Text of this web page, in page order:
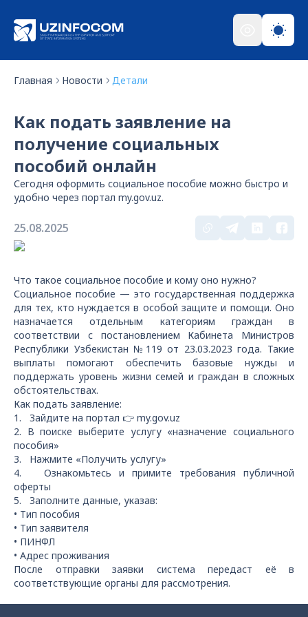
Главная Новости Детали
Как подать заявление на
получение социальных
пособий онлайн
Сегодня оформить социальное пособие можно быстро и
удобно через портал my.gov.uz.
25.08.2025
Что такое социальное пособие и кому оно нужно?
Социальное пособие — это государственная поддержка
для тех, кто нуждается в особой защите и помощи. Оно
назначается отдельным категориям граждан в
соответствии с постановлением Кабинета Министров
Республики Узбекистан №119 от 23.03.2023 года. Такие
выплаты помогают обеспечить базовые нужды и
поддержать уровень жизни семей и граждан в сложных
обстоятельствах.
Как подать заявление:
1. Зайдите на портал 👉 my.gov.uz
2. В поиске выберите услугу «назначение социального
пособия»
3. Нажмите «Получить услугу»
4. Ознакомьтесь и примите требования публичной
оферты
5. Заполните данные, указав:
• Тип пособия
• Тип заявителя
• ПИНФЛ
• Адрес проживания
После отправки заявки система передаст её в
соответствующие органы для рассмотрения.